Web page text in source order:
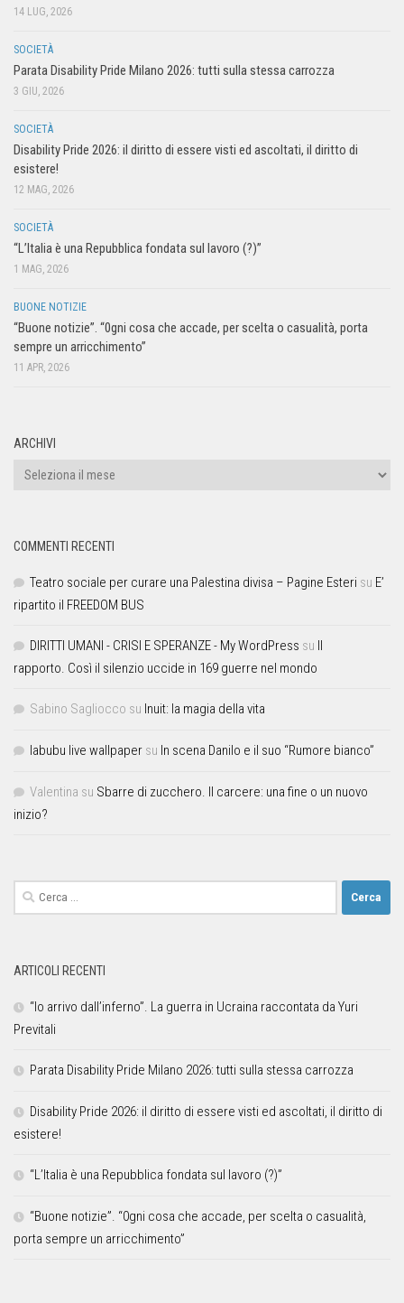
14 LUG, 2026
SOCIETÀ
Parata Disability Pride Milano 2026: tutti sulla stessa carrozza
3 GIU, 2026
SOCIETÀ
Disability Pride 2026: il diritto di essere visti ed ascoltati, il diritto di
esistere!
12 MAG, 2026
SOCIETÀ
“L’Italia è una Repubblica fondata sul lavoro (?)”
1 MAG, 2026
BUONE NOTIZIE
“Buone notizie”. “0gni cosa che accade, per scelta o casualità, porta
sempre un arricchimento”
11 APR, 2026
ARCHIVI
COMMENTI RECENTI
Teatro sociale per curare una Palestina divisa – Pagine Esteri su E’
ripartito il FREEDOM BUS
DIRITTI UMANI - CRISI E SPERANZE - My WordPress su Il
rapporto. Così il silenzio uccide in 169 guerre nel mondo
Sabino Sagliocco su Inuit: la magia della vita
labubu live wallpaper su In scena Danilo e il suo “Rumore bianco”
Valentina su Sbarre di zucchero. Il carcere: una fine o un nuovo
inizio?
ARTICOLI RECENTI
“Io arrivo dall’inferno”. La guerra in Ucraina raccontata da Yuri
Previtali
Parata Disability Pride Milano 2026: tutti sulla stessa carrozza
Disability Pride 2026: il diritto di essere visti ed ascoltati, il diritto di
esistere!
“L’Italia è una Repubblica fondata sul lavoro (?)”
“Buone notizie”. “0gni cosa che accade, per scelta o casualità,
porta sempre un arricchimento”